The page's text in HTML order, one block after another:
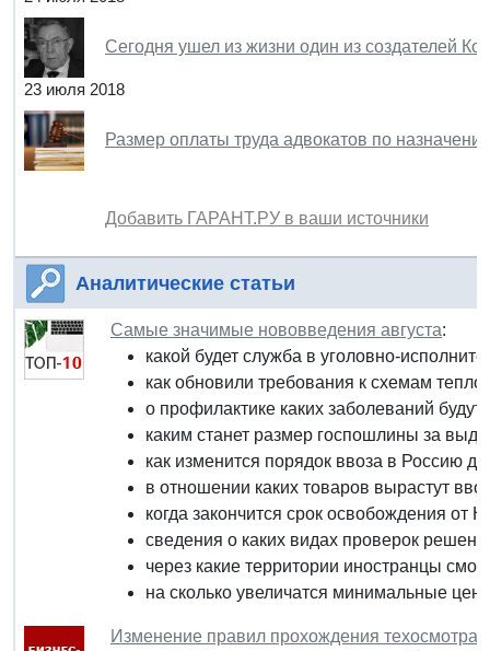
Сегодня ушел из жизни один из создателей
23 июля 2018
Размер оплаты труда адвокатов по
Добавить ГАРАНТ.РУ в ваши источники
Аналитические статьи
Самые значимые нововведения августа:
какой будет служба в уголовно-
как обновили требования к схемам
о профилактике каких заболеваний
каким станет размер госпошлины за
как изменится порядок ввоза в Россию
в отношении каких товаров вырастут
когда закончится срок освобождения
сведения о каких видах проверок
через какие территории иностранцы
на сколько увеличатся минимальные
Изменение правил прохождения